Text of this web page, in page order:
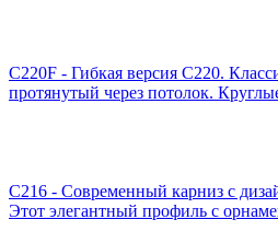
C220F - Гибкая версия C220.
протянутый через потолок.
C216 - Современный карниз с
Этот элегантный профиль с